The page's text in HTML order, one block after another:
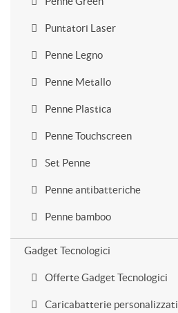
Puntatori Laser
Penne Legno
Penne Metallo
Penne Plastica
Penne Touchscreen
Set Penne
Penne antibatteriche
Penne bamboo
Gadget Tecnologici
Offerte Gadget Tecnologici
Caricabatterie personalizzati